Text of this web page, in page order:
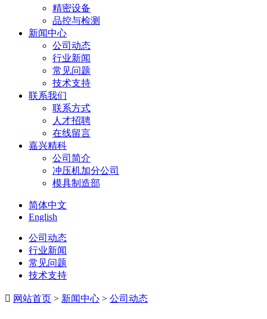
精密设备
品控与检测
新闻中心
公司动态
行业新闻
常见问题
技术支持
联系我们
联系方式
人才招聘
在线留言
嘉兴精科
公司简介
冲压机加分公司
模具制造部
简体中文
English
公司动态
行业新闻
常见问题
技术支持
 网站首页 > 新闻中心 > 公司动态